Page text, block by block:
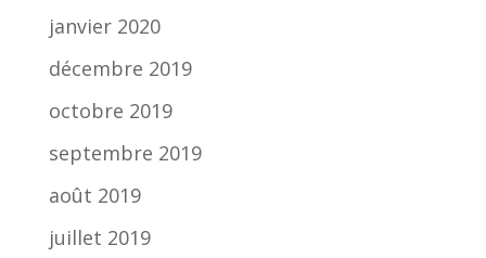
janvier 2020
décembre 2019
octobre 2019
septembre 2019
août 2019
juillet 2019